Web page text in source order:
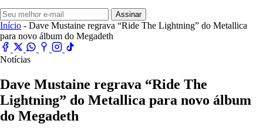
Assinar
Início - Dave Mustaine regrava “Ride The Lightning” do Metallica
para novo álbum do Megadeth
Notícias
Dave Mustaine regrava “Ride The
Lightning” do Metallica para novo álbum
do Megadeth